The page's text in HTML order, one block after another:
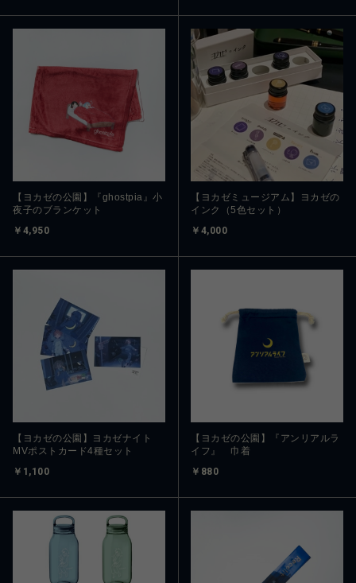
【ヨカゼの公園】『ghostpia』小
夜子のブランケット
￥4,950
【ヨカゼミュージアム】ヨカゼの
インク（5色セット）
￥4,000
【ヨカゼの公園】ヨカゼナイト
MVポストカード4種セット
￥1,100
【ヨカゼの公園】『アンリアルラ
イフ』 巾着
￥880